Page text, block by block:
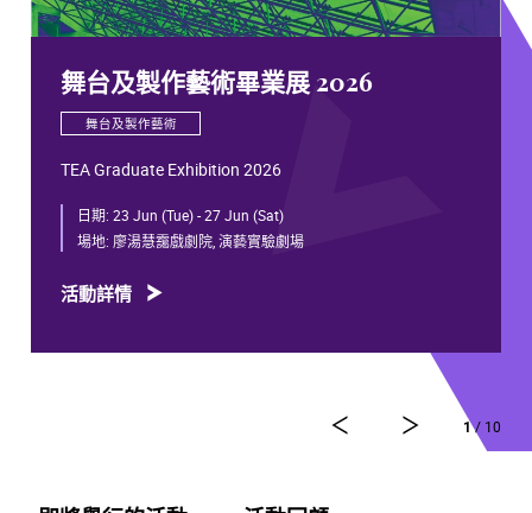
舞台及製作藝術畢業展 2026
舞台及製作藝術
TEA Graduate Exhibition 2026
日期: 23 Jun (Tue) - 27 Jun (Sat)
場地: 廖湯慧靄戲劇院, 演藝實驗劇場
活動詳情
1/ 10